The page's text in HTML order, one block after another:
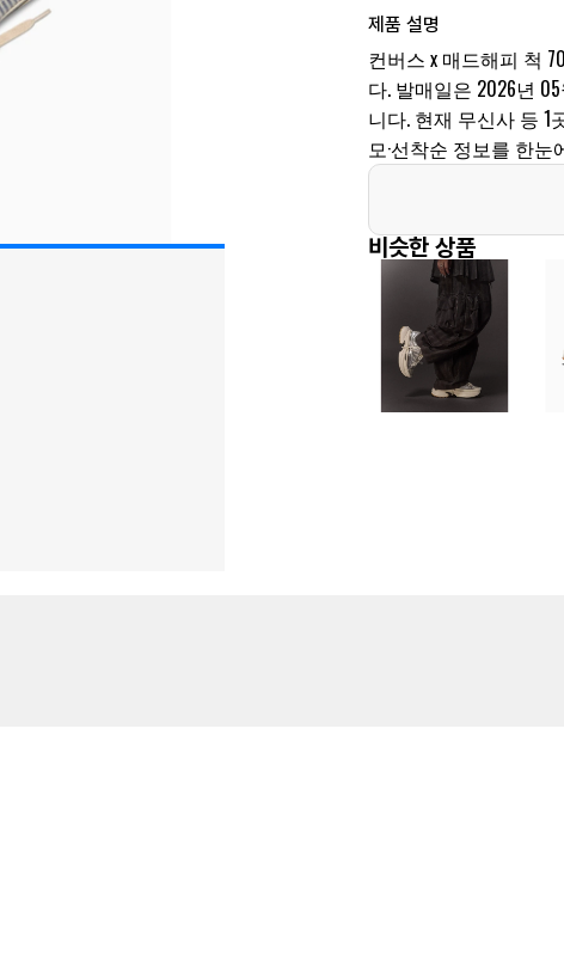
제품 설명
컨버스 x 매드해피 척
다. 발매일은 2026년
니다. 현재 무신사 등
모·선착순 정보를 한눈
비슷한 상품